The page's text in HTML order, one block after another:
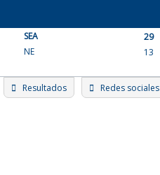
content
SEA
29
NE
13
Resultados Redes sociales